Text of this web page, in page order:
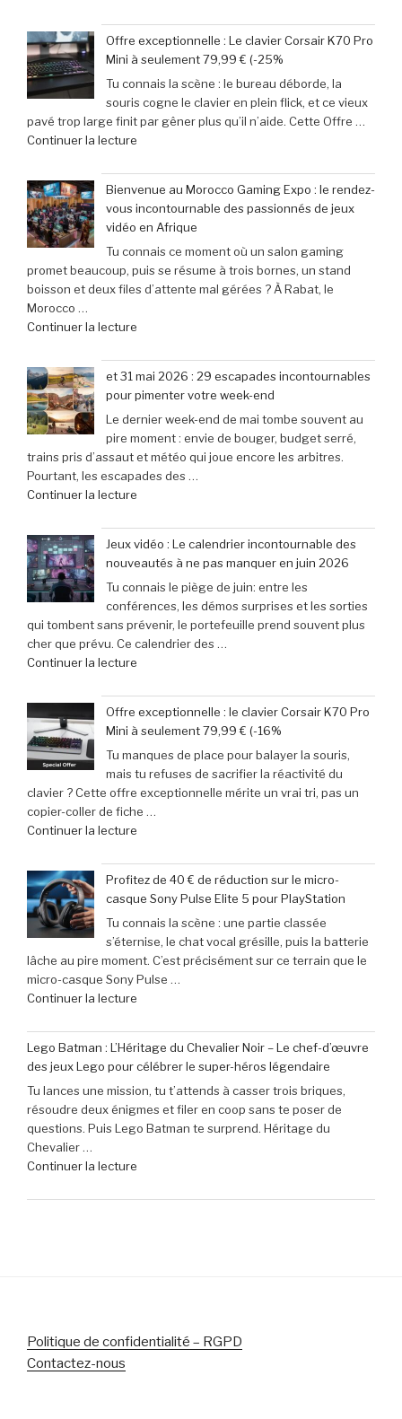
:
succès
phénoménal
grâce
à
une
Gaming
:
‘Street
Fighter
6’
explose
compteurs
de
joueurs
connectés,
trois
ans
après
Offre exceptionnelle : Le clavier Corsair K70 Pro
Mini à seulement 79,99 € (-25%
Tu connais la scène : le bureau déborde, la
souris cogne le clavier en plein flick, et ce vieux
pavé trop large finit par gêner plus qu’il n’aide. Cette Offre …
Continuer la lecture
exceptionnelle
:
Le
clavier
Corsair
K70
Pro
79,99
€
(-25% »
Bienvenue au Morocco Gaming Expo : le rendez-
vous incontournable des passionnés de jeux
vidéo en Afrique
Tu connais ce moment où un salon gaming
promet beaucoup, puis se résume à trois bornes, un stand
boisson et deux files d’attente mal gérées ? À Rabat, le
Morocco …
Continuer la lecture
au
Morocco
Gaming
Expo
:
le
rendez-
des
passionnés
de
jeux
vidéo
en
Afrique »
et 31 mai 2026 : 29 escapades incontournables
pour pimenter votre week-end
Le dernier week-end de mai tombe souvent au
pire moment : envie de bouger, budget serré,
trains pris d’assaut et météo qui joue encore les arbitres.
Pourtant, les escapades des …
Continuer la lecture
31
mai
2026
:
29
escapades
incontournables
votre
week-
end »
Jeux vidéo : Le calendrier incontournable des
nouveautés à ne pas manquer en juin 2026
Tu connais le piège de juin: entre les
conférences, les démos surprises et les sorties
qui tombent sans prévenir, le portefeuille prend souvent plus
cher que prévu. Ce calendrier des …
Continuer la lecture
vidéo
:
Le
calendrier
incontournable
des
nouveautés
pas
manquer
en
juin
2026 »
Offre exceptionnelle : le clavier Corsair K70 Pro
Mini à seulement 79,99 € (-16%
Tu manques de place pour balayer la souris,
mais tu refuses de sacrifier la réactivité du
clavier ? Cette offre exceptionnelle mérite un vrai tri, pas un
copier-coller de fiche …
Continuer la lecture
exceptionnelle
:
le
clavier
Corsair
K70
Pro
seulement
79,99
€
(-16% »
Profitez de 40 € de réduction sur le micro-
casque Sony Pulse Elite 5 pour PlayStation
Tu connais la scène : une partie classée
s’éternise, le chat vocal grésille, puis la batterie
lâche au pire moment. C’est précisément sur ce terrain que le
micro-casque Sony Pulse …
Continuer la lecture
de
40
€
de
réduction
sur
Sony
Lego Batman : L’Héritage du Chevalier Noir – Le chef-d’œuvre
des jeux Lego pour célébrer le super-héros légendaire
Tu lances une mission, tu t’attends à casser trois briques,
résoudre deux énigmes et filer en coop sans te poser de
questions. Puis Lego Batman te surprend. Héritage du
Chevalier …
Continuer la lecture
Batman
Le
chef-
Politique de confidentialité – RGPD
Contactez-nous